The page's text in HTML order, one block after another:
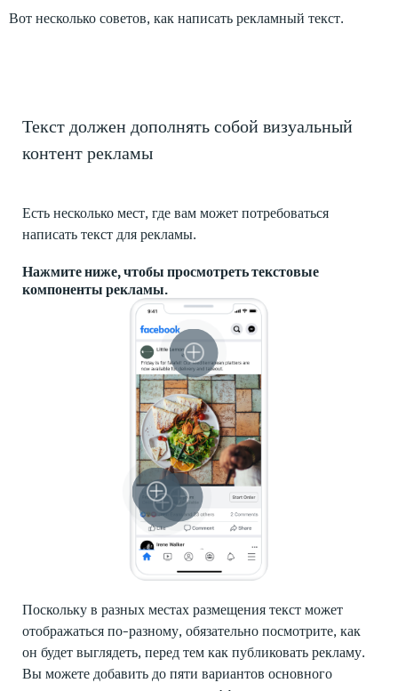
Вот несколько советов, как написать рекламный текст.
Текст должен дополнять собой визуальный
контент рекламы
Есть несколько мест, где вам может потребоваться
написать текст для рекламы.
Нажмите ниже, чтобы просмотреть текстовые
компоненты рекламы.
Поскольку в разных местах размещения текст может
отображаться по-разному, обязательно посмотрите, как
он будет выглядеть, перед тем как публиковать рекламу.
Вы можете добавить до пяти вариантов основного